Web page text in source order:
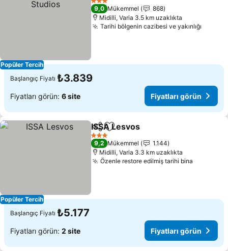
Popüler Tercih
3 Yıldız
9,0 Mükemmel
868
Midilli, Varia 3.5 km uzaklıkta
Tarihi bölgenin cazibesi ve yakınlığı
Başlangıç Fiyatı ₺3.839
Fiyatları görün: 6 site Fiyatları görün
Popüler Tercih
PaylaşFavorilerime ekle
ISSA Lesvos
3 Yıldız
9,2 Mükemmel
1.144
Midilli, Varia 3.3 km uzaklıkta
Özenle restore edilmiş tarihi bina
Başlangıç Fiyatı ₺5.177
Fiyatları görün: 2 site Fiyatları görün